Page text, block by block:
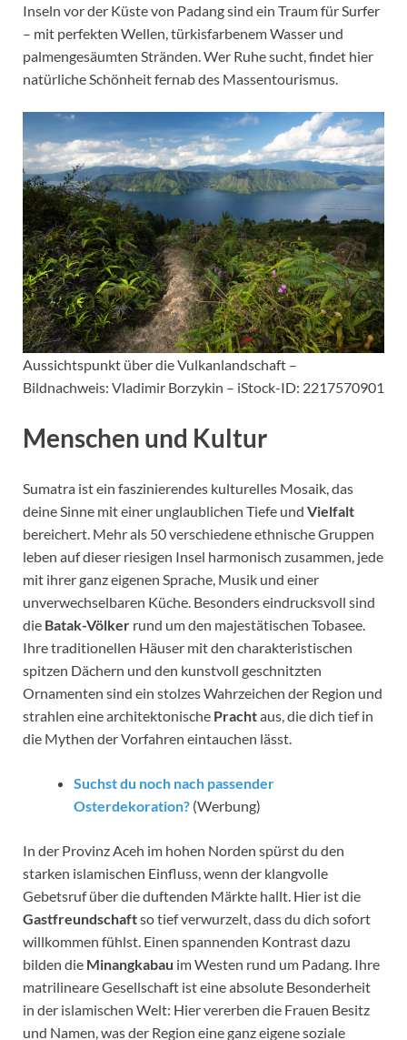
Inseln vor der Küste von Padang sind ein Traum für Surfer
– mit perfekten Wellen, türkisfarbenem Wasser und
palmengesäumten Stränden. Wer Ruhe sucht, findet hier
natürliche Schönheit fernab des Massentourismus.
Aussichtspunkt über die Vulkanlandschaft –
Bildnachweis: Vladimir Borzykin – iStock-ID: 2217570901
Menschen und Kultur
Sumatra ist ein faszinierendes kulturelles Mosaik, das
deine Sinne mit einer unglaublichen Tiefe und Vielfalt
bereichert. Mehr als 50 verschiedene ethnische Gruppen
leben auf dieser riesigen Insel harmonisch zusammen, jede
mit ihrer ganz eigenen Sprache, Musik und einer
unverwechselbaren Küche. Besonders eindrucksvoll sind
die Batak-Völker rund um den majestätischen Tobasee.
Ihre traditionellen Häuser mit den charakteristischen
spitzen Dächern und den kunstvoll geschnitzten
Ornamenten sind ein stolzes Wahrzeichen der Region und
strahlen eine architektonische Prachtaus, die dich tief in
die Mythen der Vorfahren eintauchen lässt.
Suchst du noch nach passender
Osterdekoration? (Werbung)
In der Provinz Aceh im hohen Norden spürst du den
starken islamischen Einfluss, wenn der klangvolle
Gebetsruf über die duftenden Märkte hallt. Hier ist die
Gastfreundschaftso tief verwurzelt, dass du dich sofort
willkommen fühlst. Einen spannenden Kontrast dazu
bilden die Minangkabau im Westen rund um Padang. Ihre
matrilineare Gesellschaft ist eine absolute Besonderheit
in der islamischen Welt: Hier vererben die Frauen Besitz
und Namen, was der Region eine ganz eigene soziale